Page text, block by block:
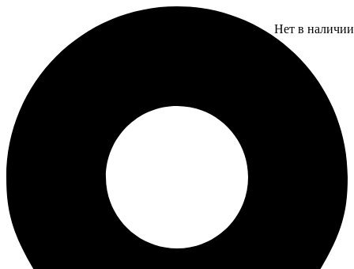
содержимому
Нет в наличии